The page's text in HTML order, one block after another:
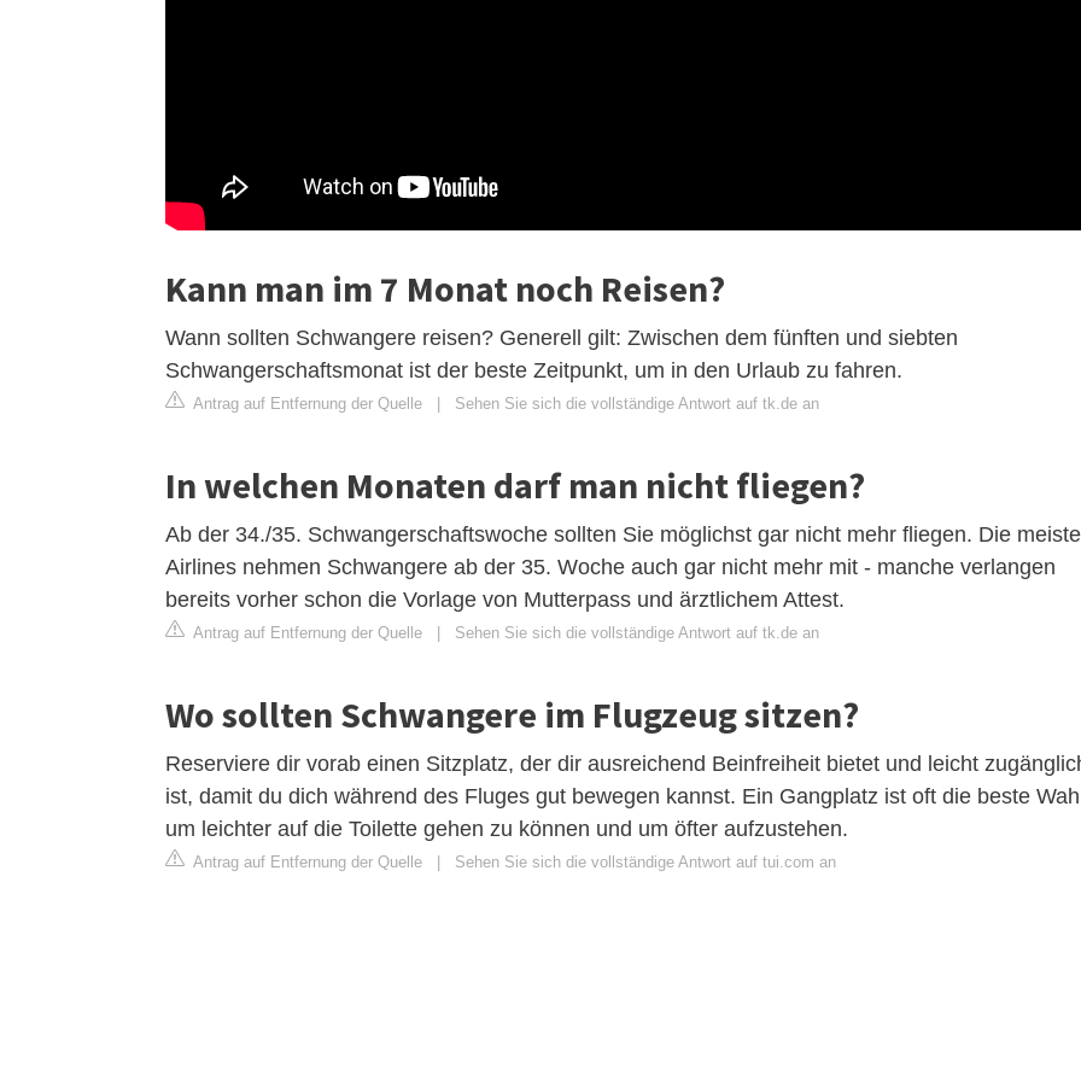
Kann man im 7 Monat noch Reisen?
Wann sollten Schwangere reisen? Generell gilt: Zwischen dem fünften und siebten
Schwangerschaftsmonat ist der beste Zeitpunkt, um in den Urlaub zu fahren.
Antrag auf Entfernung der Quelle | Sehen Sie sich die vollständige Antwort auf tk.de an
In welchen Monaten darf man nicht fliegen?
Ab der 34./35. Schwangerschaftswoche sollten Sie möglichst gar nicht mehr fliegen. Die
Airlines nehmen Schwangere ab der 35. Woche auch gar nicht mehr mit - manche verlangen
bereits vorher schon die Vorlage von Mutterpass und ärztlichem Attest.
Antrag auf Entfernung der Quelle | Sehen Sie sich die vollständige Antwort auf tk.de an
Wo sollten Schwangere im Flugzeug sitzen?
Reserviere dir vorab einen Sitzplatz, der dir ausreichend Beinfreiheit bietet und leicht
ist, damit du dich während des Fluges gut bewegen kannst. Ein Gangplatz ist oft die beste
um leichter auf die Toilette gehen zu können und um öfter aufzustehen.
Antrag auf Entfernung der Quelle | Sehen Sie sich die vollständige Antwort auf tui.com an